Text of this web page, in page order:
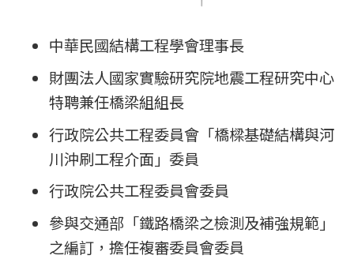
中華民國結構工程學會理事長
財團法人國家實驗研究院地震工程研究中心
特聘兼任橋梁組組長
行政院公共工程委員會「橋樑基礎結構與河
川沖刷工程介面」委員
行政院公共工程委員會委員
參與交通部「鐵路橋梁之檢測及補強規範」
之編訂，擔任複審委員會委員